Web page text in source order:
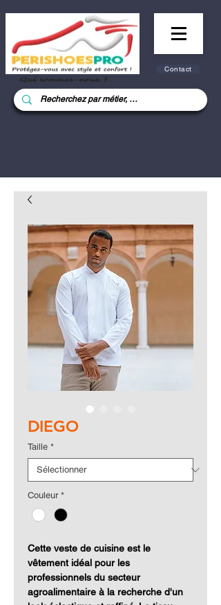
Contact
Qui sommes-nous ?
DIEGO
Taille *
Couleur *
Cette veste de cuisine est le
vêtement idéal pour les
professionnels du secteur
agroalimentaire à la recherche d'un